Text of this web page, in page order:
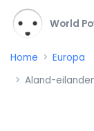
World
Home
Europa
Aland-